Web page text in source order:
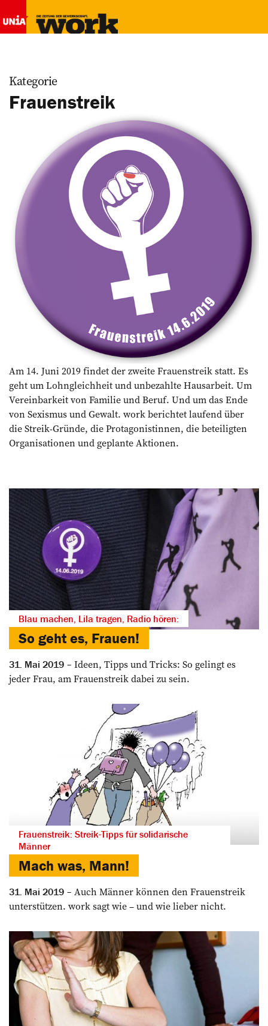
Kategorie
Frauenstreik
Am 14. Juni 2019 findet der zweite Frauenstreik statt. Es
geht um Lohngleichheit und unbezahlte Hausarbeit. Um
Vereinbarkeit von Familie und Beruf. Und um das Ende
von Sexismus und Gewalt. work berichtet laufend über
die Streik-Gründe, die Protagonistinnen, die beteiligten
Organisationen und geplante Aktionen.
Blau machen, Lila tragen, Radio hören:
So geht es, Frauen!
31. Mai 2019
Ideen, Tipps und Tricks: So gelingt es
jeder Frau, am Frauenstreik dabei zu sein.
Frauenstreik: Streik-Tipps für solidarische
Männer
Mach was, Mann!
31. Mai 2019
Auch Männer können den Frauenstreik
unterstützen. work sagt wie – und wie lieber nicht.